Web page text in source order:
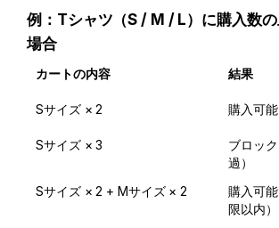
例：Tシャツ（S / M / L）に購入数
場合
カートの内容 結果
Sサイズ × 2 購入可能
Sサイズ × 3
ブロッ
過）
Sサイズ × 2 + Mサイズ × 2
購入可
限以内）